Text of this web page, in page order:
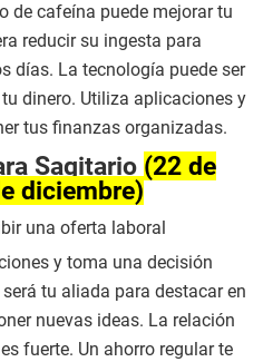
de cafeína puede mejorar tu
reducir su ingesta para
días. La tecnología puede ser
dinero. Utiliza aplicaciones y
tus finanzas organizadas.
Sagitario (22 de
diciembre)
una oferta laboral
y toma una decisión
tu aliada para destacar en
nuevas ideas. La relación
fuerte. Un ahorro regular te